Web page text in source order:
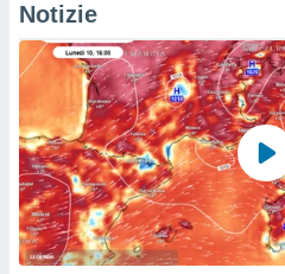
Notizie